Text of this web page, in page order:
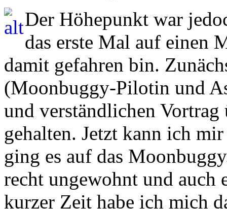
Der Höhepunkt war
das erste Mal auf einen
damit gefahren bin.
(Moonbuggy-Pilotin und
und verständlichen Vortrag
gehalten. Jetzt kann ich
ging es auf das
recht ungewohnt und auch
kurzer Zeit habe ich mich